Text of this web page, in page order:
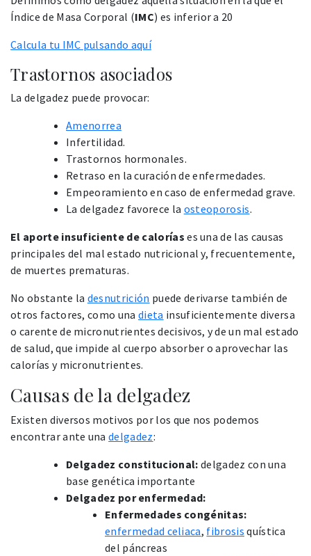
Índice de Masa Corporal (IMC) es inferior a 20
Calcula tu IMC pulsando aquí
Trastornos asociados
La delgadez puede provocar:
Amenorrea
Infertilidad.
Trastornos hormonales.
Retraso en la curación de enfermedades.
Empeoramiento en caso de enfermedad grave.
La delgadez favorece la osteoporosis.
El aporte insuficiente de calorías es una de las causas
principales del mal estado nutricional y, frecuentemente,
de muertes prematuras.
No obstante la desnutrición puede derivarse también de
otros factores, como unadieta insuficientemente diversa
o carente de micronutrientes decisivos, y de un mal estado
de salud, que impide al cuerpo absorber o aprovechar las
calorías y micronutrientes.
Causas de la delgadez
Existen diversos motivos por los que nos podemos
encontrar ante unadelgadez:
Delgadez constitucional: delgadez con una
base genética importante
Delgadez por enfermedad:
Enfermedades congénitas:
enfermedad celiaca, fibrosis quística
del páncreas